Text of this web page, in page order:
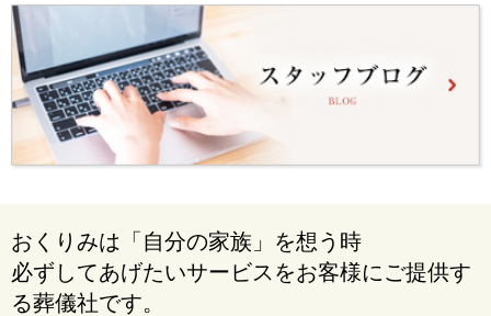
おくりみは「自分の家族」を想う時
必ずしてあげたいサービスをお客様にご提供す
る葬儀社です。